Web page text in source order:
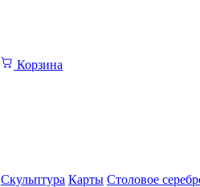
Корзина
Скульптура Карты Столовое